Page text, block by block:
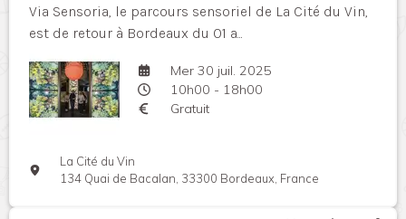
Via Sensoria, le parcours sensoriel de La Cité du Vin,
est de retour à Bordeaux du 01 a...
Mer 30 juil. 2025
10h00 - 18h00
Gratuit
La Cité du Vin
134 Quai de Bacalan, 33300 Bordeaux, France